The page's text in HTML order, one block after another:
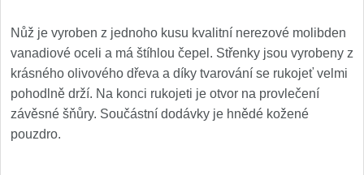
Turistické
Speciální
Nože s pevnou čepeľou
Taktické
Nůž je vyroben z jednoho kusu kvalitní nerezové molibden
vanadiové oceli a má štíhlou čepel. Střenky jsou vyrobeny z
krásného olivového dřeva a díky tvarování se rukojeť velmi
pohodlně drží. Na konci rukojeti je otvor na provlečení
závěsné šňůry. Součástní dodávky je hnědé kožené
pouzdro.